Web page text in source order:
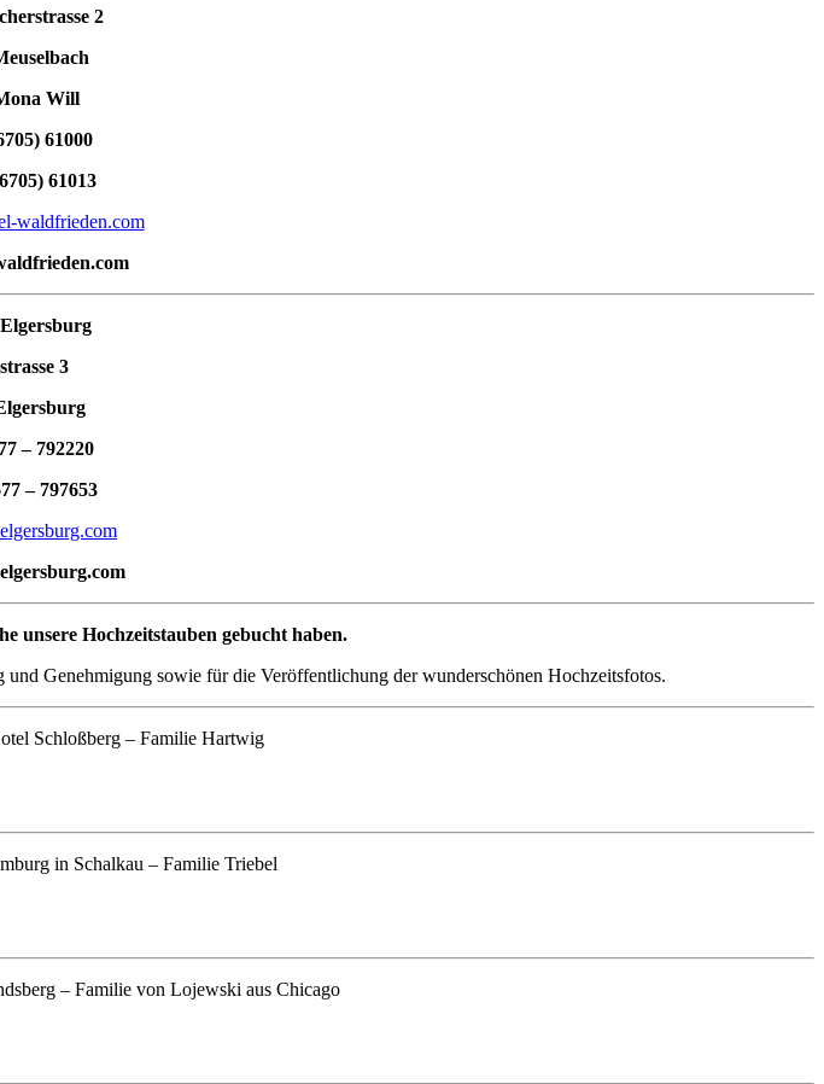
2
Will
61000
61013
waldfrieden.com
3
– 792220
– 797653
unsere Hochzeitstauben gebucht haben.
Genehmigung sowie für die Veröffentlichung der wunderschönen Hochzeitsfotos.
Schloßberg – Familie Hartwig
in Schalkau – Familie Triebel
– Familie von Lojewski aus Chicago